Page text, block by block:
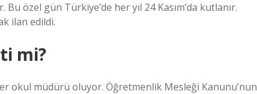
özel gün Türkiye’de her yıl 24 Kasım’da kutlanır.
ilan edildi.
mi?
okul müdürü oluyor. Öğretmenlik Mesleği Kanunu’nun